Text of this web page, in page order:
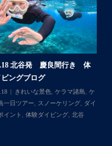
ナナボートに船上
頂いております
めていたご予約でし
まれて、皆さん大満
よかったです
ゃる際は是非ご利用
た
（火） 北谷発 ケラマ諸
ダイビング&...
アイランドメッセージの出来
いな景色,ケラマ諸島, ケラマ諸島
ー ,スノーケリング,ナガンヌ島